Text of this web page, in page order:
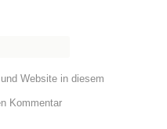
Website in diesem
Kommentar